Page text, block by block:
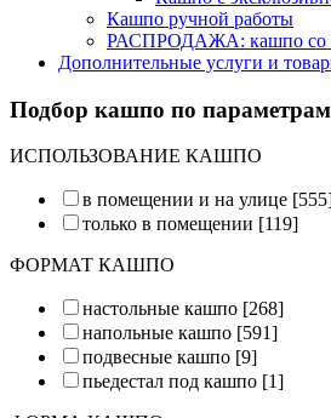
Кашпо ручной работы
РАСПРОДАЖА: кашпо со
Дополнительные услуги и
Подбор кашпо по параметрам
ИСПОЛЬЗОВАНИЕ КАШПО
в помещении и на улице [555]
только в помещении [119]
ФОРМАТ КАШПО
настольные кашпо [268]
напольные кашпо [591]
подвесные кашпо [9]
пьедестал под кашпо [1]